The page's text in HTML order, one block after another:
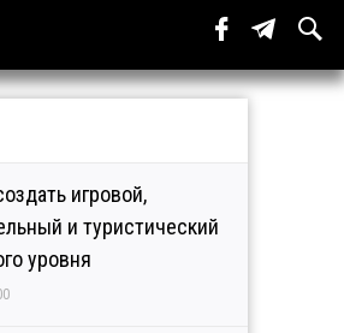
игровой,
и туристический
уровня